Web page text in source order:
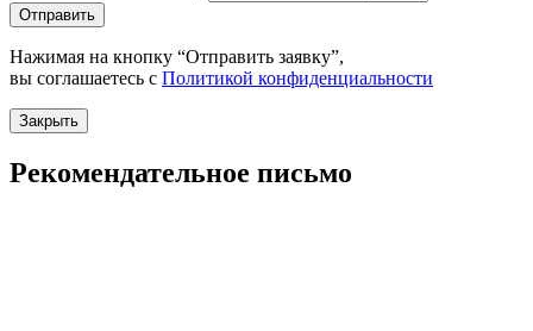
Отправить
Нажимая на кнопку “Отправить заявку”,
вы соглашаетесь с Политикой конфиденциальности
Закрыть
Рекомендательное письмо